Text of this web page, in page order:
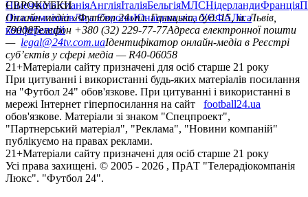
НімеччинаІспаніяАнгліяІталіяБельгіяМЛСНідерландиФранція
ЄВРОКУБКИ
Ліга чемпіонівЛіга ЄвропиЮнацька ліга УЄФАЛіга
конференцій
Онлайн-медіа «Футбол 24»пл. Галицька, буд. 15, м. Львів,
79008Телефон +380 (32) 229-77-77Адреса електронної пошти
— legal@24tv.com.uaІдентифікатор онлайн-медіа в Реєстрі
суб’єктів у сфері медіа — R40-06058
21+Матеріали сайту призначені для осіб старше 21 року
При цитуванні і використанні будь-яких матеріалів посилання
на "Футбол 24" обов'язкове. При цитуванні і використанні в
мережі Інтернет гіперпосилання на сайт
football24.ua
обов'язкове. Матеріали зі знаком "Спецпроект",
"Партнерський матеріал", "Реклама", "Новини компаній"
публікуємо на правах реклами.
21+Матеріали сайту призначені для осіб старше 21 року
Усi права захищенi. © 2005 - 2026 , ПрАТ "Телерадіокомпанія
Люкс". "Футбол 24".